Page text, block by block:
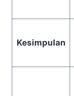
Kesimpulan